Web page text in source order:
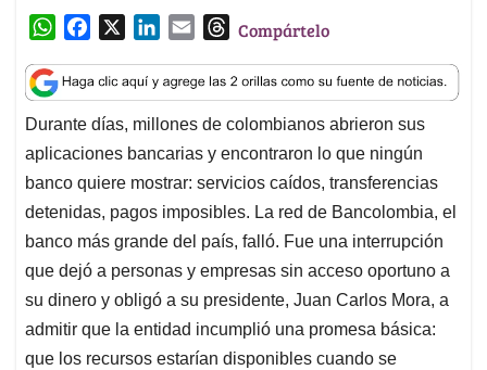
W
a
t
s
A
p
p
c
e
b
o
o
k
n
k
e
d
I
n
a
i
l
T
r
e
a
d
s
Compártelo
Durante días, millones de colombianos abrieron sus
aplicaciones bancarias y encontraron lo que ningún
banco quiere mostrar: servicios caídos, transferencias
detenidas, pagos imposibles. La red de Bancolombia, el
banco más grande del país, falló. Fue una interrupción
que dejó a personas y empresas sin acceso oportuno a
su dinero y obligó a su presidente, Juan Carlos Mora, a
admitir que la entidad incumplió una promesa básica:
que los recursos estarían disponibles cuando se